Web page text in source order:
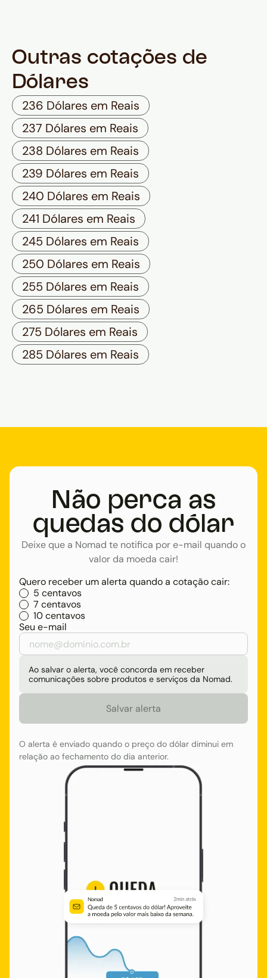
Outras cotações de
Dólares
236 Dólares em Reais
237 Dólares em Reais
238 Dólares em Reais
239 Dólares em Reais
240 Dólares em Reais
241 Dólares em Reais
245 Dólares em Reais
250 Dólares em Reais
255 Dólares em Reais
265 Dólares em Reais
275 Dólares em Reais
285 Dólares em Reais
Não perca as
quedas do dólar
Deixe que a Nomad te notifica por e-mail quando o
valor da moeda cair!
Quero receber um alerta quando a cotação cair:
5 centavos
7 centavos
10 centavos
Seu e-mail
Ao salvar o alerta, você concorda em receber
comunicações sobre produtos e serviços da Nomad.
O alerta é enviado quando o preço do dólar diminui em
relação ao fechamento do dia anterior.